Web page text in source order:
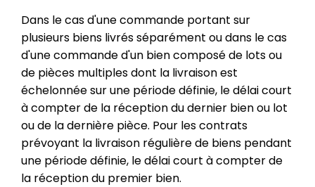
Dans le cas d'une commande portant sur
plusieurs biens livrés séparément ou dans le cas
d'une commande d'un bien composé de lots ou
de pièces multiples dont la livraison est
échelonnée sur une période définie, le délai court
à compter de la réception du dernier bien ou lot
ou de la dernière pièce. Pour les contrats
prévoyant la livraison régulière de biens pendant
une période définie, le délai court à compter de
la réception du premier bien.